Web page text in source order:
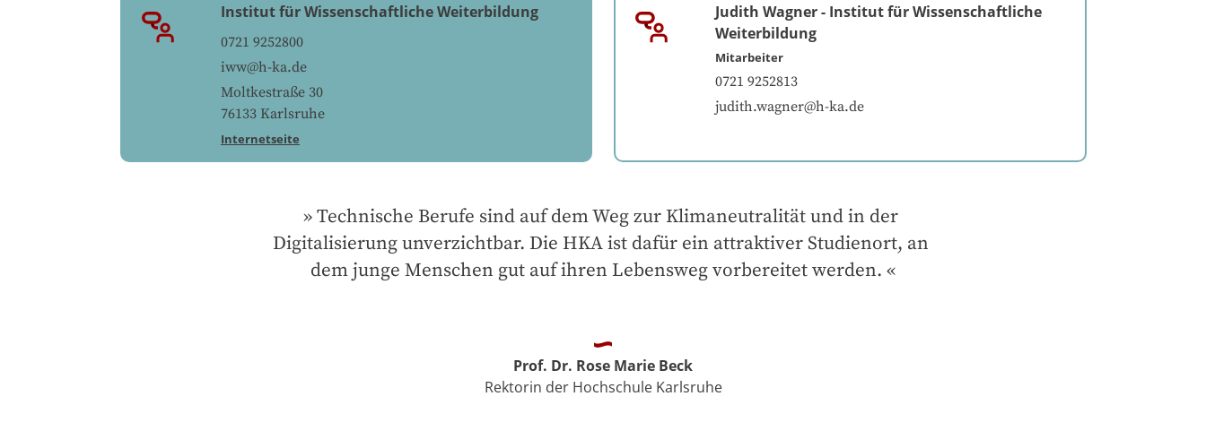
Institut für Wissenschaftliche Weiterbildung
0721 9252800
iww@h-ka.de
Moltkestraße 30
76133 Karlsruhe
Internetseite
Judith Wagner - Institut für Wissenschaftliche
Weiterbildung
Mitarbeiter
0721 9252813
judith.wagner@h-ka.de
Technische Berufe sind auf dem Weg zur Klimaneutralität und in der
Digitalisierung unverzichtbar. Die HKA ist dafür ein attraktiver Studienort, an
dem junge Menschen gut auf ihren Lebensweg vorbereitet werden.
Prof. Dr. Rose Marie Beck
Rektorin der Hochschule Karlsruhe